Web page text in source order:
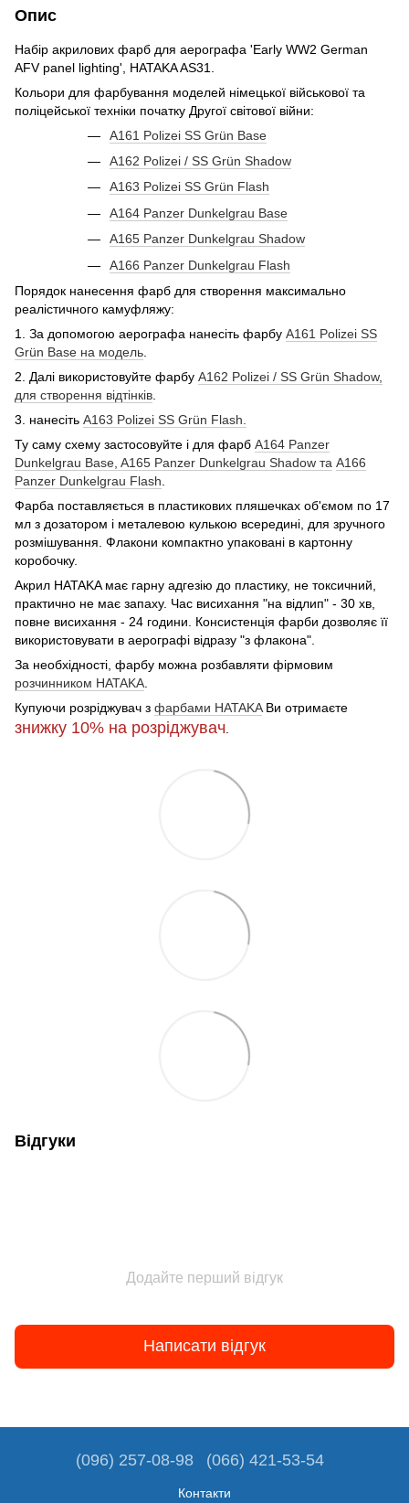
Опис
Набір акрилових фарб для аерографа 'Early WW2 German
AFV panel lighting', HATAKA AS31.
Кольори для фарбування моделей німецької військової та
поліцейської техніки початку Другої світової війни:
A161 Polizei SS Grün Base
A162 Polizei / SS Grün Shadow
A163 Polizei SS Grün Flash
A164 Panzer Dunkelgrau Base
A165 Panzer Dunkelgrau Shadow
A166 Panzer Dunkelgrau Flash
Порядок нанесення фарб для створення максимально
реалістичного камуфляжу:
1. За допомогою аерографа нанесіть фарбу A161 Polizei SS
Grün Base на модель
2. Далі використовуйте фарбу A162 Polizei / SS Grün Shadow,
для створення відтінків
3. нанесіть A163 Polizei SS Grün Flash.
Ту саму схему застосовуйте і для фарб A164 Panzer
Dunkelgrau Base, A165 Panzer Dunkelgrau Shadow та A166
Panzer Dunkelgrau Flash
Фарба поставляється в пластикових пляшечках об'ємом по 17
мл з дозатором і металевою кулькою всередині, для зручного
розмішування. Флакони компактно упаковані в картонну
коробочку.
Акрил HATAKA має гарну адгезію до пластику, не токсичний,
практично не має запаху. Час висихання "на відлип" - 30 хв,
повне висихання - 24 години. Консистенція фарби дозволяє її
використовувати в аерографі відразу "з флакона".
За необхідності, фарбу можна розбавляти фірмовим
розчинником HATAKA
Купуючи розріджувач з фарбами HATAKAВи отримаєте
знижку 10% на розріджувач
Відгуки
Додайте перший відгук
Написати відгук
(096) 257-08-98 (066) 421-53-54
Контакти